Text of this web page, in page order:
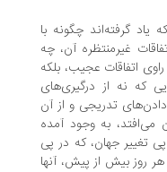
چگونه با
غیرمنتظره آن، چه
عجیب، بلکه
از درگیری‌های
تدریجی و از آن
به وجود آمده
جهان، که در پی
بیش از پیش، آنها